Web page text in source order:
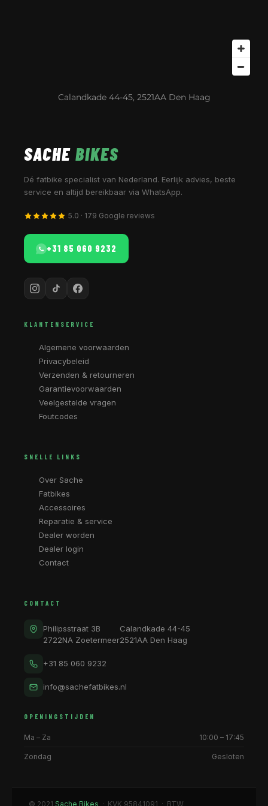
Calandkade 44-45, 2521AA Den Haag
SACHE BIKES
Dé fatbike specialist van Nederland. Eerlijk advies, beste
service en altijd bereikbaar via WhatsApp.
5.0 · 179 Google reviews
+31 85 060 9232
KLANTENSERVICE
Algemene voorwaarden
Privacybeleid
Verzenden & retourneren
Garantievoorwaarden
Veelgestelde vragen
Foutcodes
SNELLE LINKS
Over Sache
Fatbikes
Accessoires
Reparatie & service
Dealer worden
Dealer login
Contact
CONTACT
Philipsstraat 3B
2722NA Zoetermeer
Calandkade 44-45
2521AA Den Haag
+31 85 060 9232
info@sachefatbikes.nl
OPENINGSTIJDEN
Ma – Za 10:00 – 17:45
Zondag Gesloten
© 2021 Sache Bikes · KVK 95841091 · BTW